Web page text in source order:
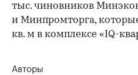
тыс. чиновников
и Минпромторга,
кв. м в комплексе «IQ-
Авторы